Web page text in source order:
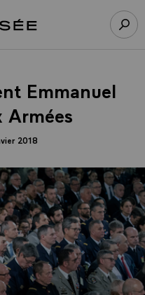
à l’accueil Élysée
Emmanuel
Armées
2018